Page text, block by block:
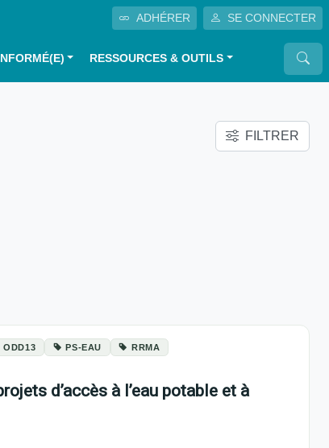
ADHÉRER SE CONNECTER
RESSOURCES & OUTILS
FILTRER
ODD13 PS-EAU
RRMA
d’accès à l’eau potable et à